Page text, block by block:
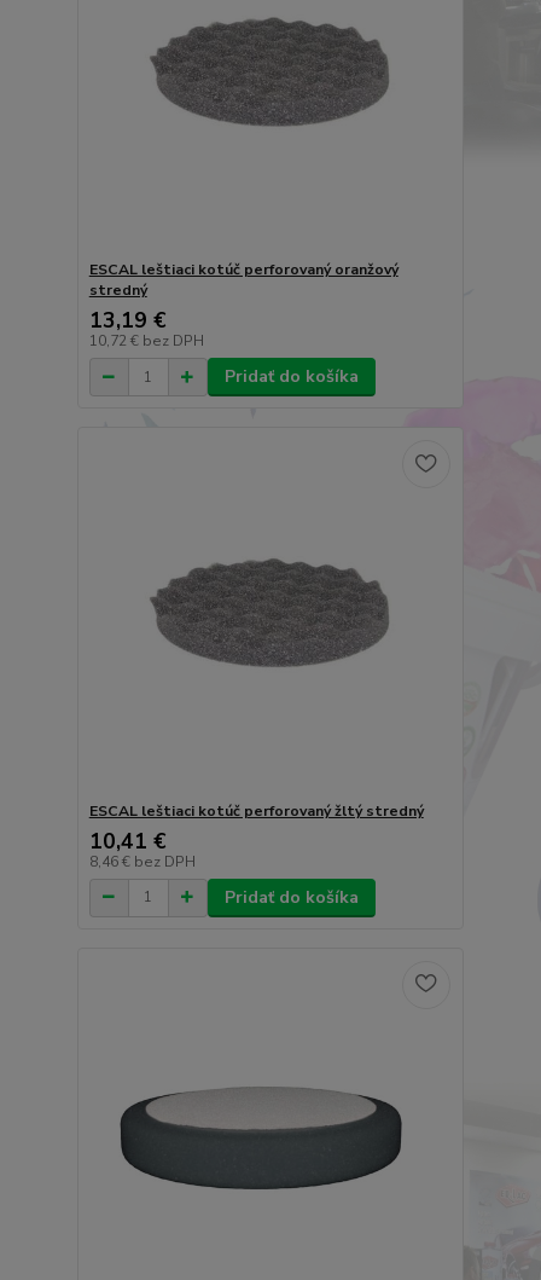
ESCAL leštiaci kotúč perforovaný oranžový
stredný
13,19 €
10,72 € bez DPH
Pridať do košíka
ESCAL leštiaci kotúč perforovaný žltý stredný
10,41 €
8,46 € bez DPH
Pridať do košíka